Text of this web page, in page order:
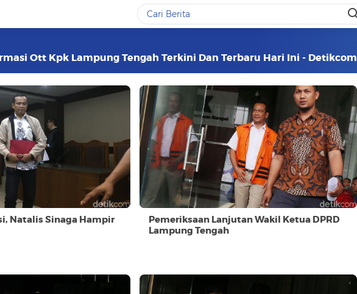
Ott Kpk Lampung Tengah Terkini Dan Terbaru Hari Ini - Detikcom
Natalis Sinaga Hampir
Pemeriksaan Lanjutan Wakil Ketua DPRD
Lampung Tengah